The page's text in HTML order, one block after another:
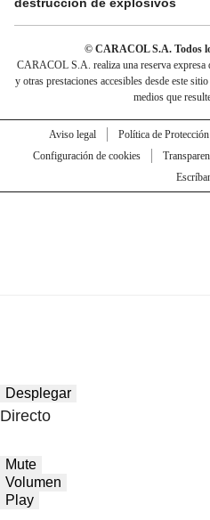
destrucción de explosivos
© CARACOL S.A. Todos
CARACOL S.A. realiza una reserva expresa
y otras prestaciones accesibles desde este
medios que
Aviso legal Política de
Configuración de cookies
Desplegar
Directo
Mute
Volumen
Play